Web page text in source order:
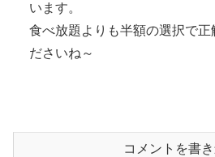
います。
食べ放題よりも半額の選択で正
ださいね～
コメントを書